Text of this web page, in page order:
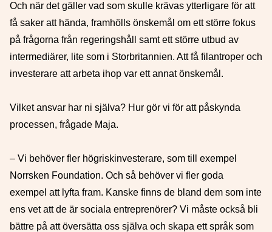
Och när det gäller vad som skulle krävas ytterligare för att
få saker att hända, framhölls önskemål om ett större fokus
på frågorna från regeringshåll samt ett större utbud av
intermediärer, lite som i Storbritannien. Att få filantroper och
investerare att arbeta ihop var ett annat önskemål.
Vilket ansvar har ni själva? Hur gör vi för att påskynda
processen, frågade Maja.
– Vi behöver fler högriskinvesterare, som till exempel
Norrsken Foundation. Och så behöver vi fler goda
exempel att lyfta fram. Kanske finns de bland dem som inte
ens vet att de är sociala entreprenörer? Vi måste också bli
bättre på att översätta oss själva och skapa ett språk som